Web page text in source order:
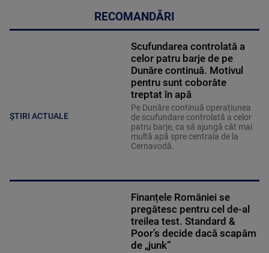
RECOMANDĂRI
ȘTIRI ACTUALE
Scufundarea controlată a
celor patru barje de pe
Dunăre continuă. Motivul
pentru sunt coborâte
treptat în apă
Pe Dunăre continuă operațiunea
de scufundare controlată a celor
patru barje, ca să ajungă cât mai
multă apă spre centrala de la
Cernavodă.
Finanțele României se
pregătesc pentru cel de-al
treilea test. Standard &
Poor’s decide dacă scapăm
de „junk”